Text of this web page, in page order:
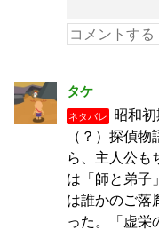
タケ
ネタバレ
昭和
（？）探偵
ら、主人公も
は「師と弟子
は誰かのご落
った。「虚栄